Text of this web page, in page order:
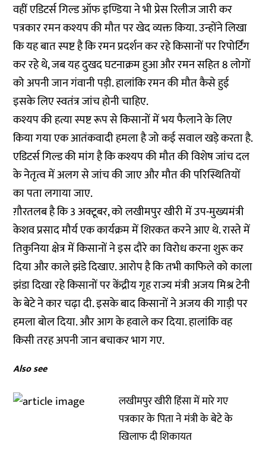
वहीं एडिटर्स गिल्ड ऑफ इण्डिया ने भी प्रेस रिलीज जारी कर
पत्रकार रमन कश्यप की मौत पर खेद व्यक्त किया. उन्होंने लिखा
कि यह बात स्पष्ट है कि रमन प्रदर्शन कर रहे किसानों पर रिपोर्टिंग
कर रहे थे, जब यह दुखद घटनाक्रम हुआ और रमन सहित 8 लोगों
को अपनी जान गंवानी पड़ी. हालांकि रमन की मौत कैसे हुई
इसके लिए स्वतंत्र जांच होनी चाहिए.
कश्यप की हत्या स्पष्ट रूप से किसानों में भय फैलाने के लिए
किया गया एक आतंकवादी हमला है जो कई सवाल खड़े करता है.
एडिटर्स गिल्ड की मांग है कि कश्यप की मौत की विशेष जांच दल
के नेतृत्व में अलग से जांच की जाए और मौत की परिस्थितियों
का पता लगाया जाए.
ग़ौरतलब है कि 3 अक्टूबर, को लखीमपुर खीरी में उप-मुख्यमंत्री
केशव प्रसाद मौर्य एक कार्यक्रम में शिरकत करने आए थे. रास्ते में
तिकुनिया क्षेत्र में किसानों ने इस दौरे का विरोध करना शुरू कर
दिया और काले झंडे दिखाए. आरोप है कि तभी काफिले को काला
झंडा दिखा रहे किसानों पर केंद्रीय गृह राज्य मंत्री अजय मिश्र टेनी
के बेटे ने कार चढ़ा दी. इसके बाद किसानों ने अजय की गाड़ी पर
हमला बोल दिया. और आग के हवाले कर दिया. हालांकि वह
किसी तरह अपनी जान बचाकर भाग गए.
Also see
लखीमपुर खीरी हिंसा में मारे गए
पत्रकार के पिता ने मंत्री के बेटे के
खिलाफ दी शिकायत